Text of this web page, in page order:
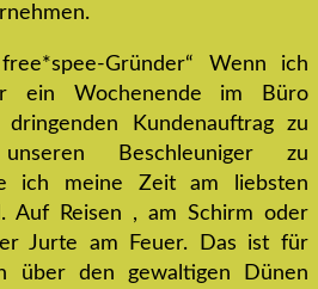
Gründer“ Wenn ich
ein Wochenende im Büro
Kundenauftrag zu
Beschleuniger zu
ich meine Zeit am liebsten
Auf Reisen , am Schirm oder
Jurte am Feuer. Das ist für
über den gewaltigen Dünen